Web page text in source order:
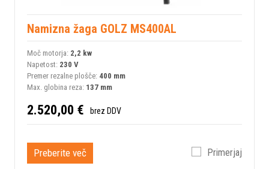
Namizna žaga GOLZ MS400AL
Moč motorja: 2,2 kw
Napetost: 230 V
Premer rezalne plošče: 400 mm
Max. globina reza: 137 mm
2.520,00 € brez DDV
Preberite več Primerjaj